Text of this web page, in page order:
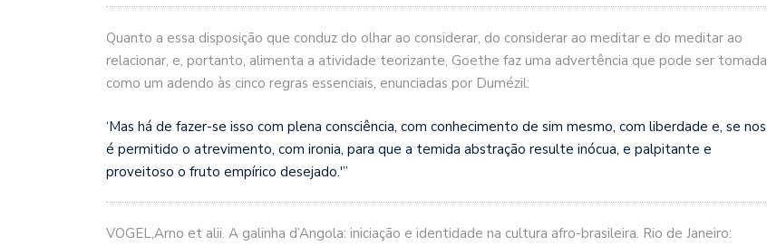
Quanto a essa disposição que conduz do olhar ao considerar, do considerar ao meditar e do meditar ao
relacionar, e, portanto, alimenta a atividade teorizante, Goethe faz uma advertência que pode ser tomada
como um adendo às cinco regras essenciais, enunciadas por Dumézil:
‘Mas há de fazer-se isso com plena consciência, com conhecimento de sim mesmo, com liberdade e, se nos
é permitido o atrevimento, com ironia, para que a temida abstração resulte inócua, e palpitante e
proveitoso o fruto empírico desejado.'”
VOGEL,Arno et alii. A galinha d’Angola: iniciação e identidade na cultura afro-brasileira. Rio de Janeiro: